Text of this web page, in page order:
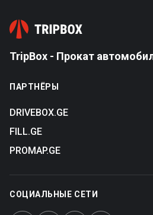
TripBox - Прокат
ПАРТНЁРЫ
DRIVEBOX.GE
FILL.GE
PROMAP.GE
СОЦИАЛЬНЫЕ СЕТИ